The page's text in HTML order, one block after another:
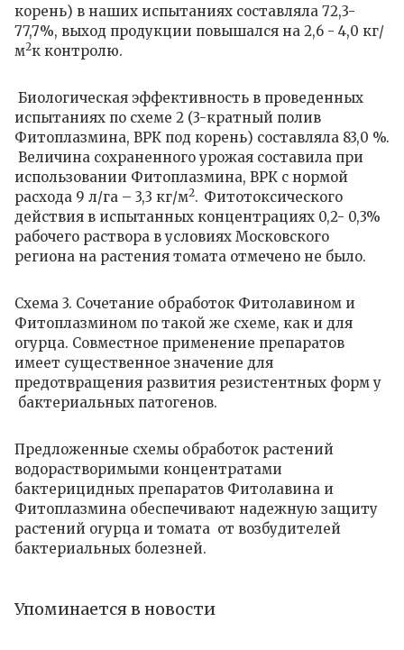
корень) в наших испытаниях составляла 72,3-
77,7%, выход продукции повышался на 2,6 - 4,0 кг/
м2к контролю.
Биологическая эффективность в проведенных
испытаниях по схеме 2 (3-кратный полив
Фитоплазмина, ВРК под корень) составляла 83,0 %.
Величина сохраненного урожая составила при
использовании Фитоплазмина, ВРК с нормой
расхода 9 л/га – 3,3 кг/м2. Фитотоксического
действия в испытанных концентрациях 0,2- 0,3%
рабочего раствора в условиях Московского
региона на растения томата отмечено не было.
Схема 3. Сочетание обработок Фитолавином и
Фитоплазмином по такой же схеме, как и для
огурца. Совместное применение препаратов
имеет существенное значение для
предотвращения развития резистентных форм у
бактериальных патогенов.
Предложенные схемы обработок растений
водорастворимыми концентратами
бактерицидных препаратов Фитолавина и
Фитоплазмина обеспечивают надежную защиту
растений огурца и томата от возбудителей
бактериальных болезней.
Упоминается в новости